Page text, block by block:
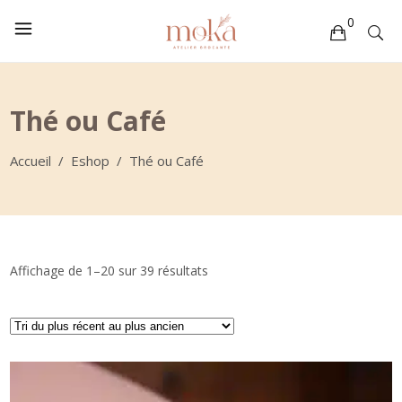
0
Thé ou Café
Accueil / Eshop / Thé ou Café
Affichage de 1–20 sur 39 résultats